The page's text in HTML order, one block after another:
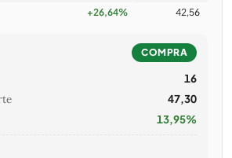
+26,64% 42,56
COMPRA
16
47,30
13,95%